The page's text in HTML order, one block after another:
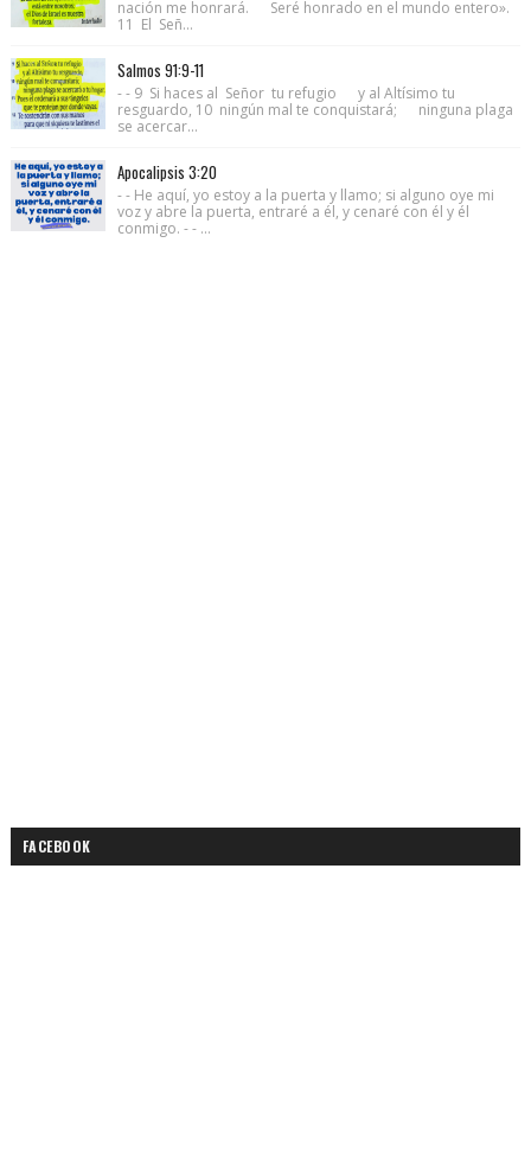
nación me honrará. Seré honrado en el mundo entero».
11 El Señ...
Salmos 91:9-11
- - 9 Si haces al Señor tu refugio y al Altísimo tu
resguardo, 10 ningún mal te conquistará; ninguna plaga
se acercar...
Apocalipsis 3:20
- - He aquí, yo estoy a la puerta y llamo; si alguno oye mi
voz y abre la puerta, entraré a él, y cenaré con él y él
conmigo. - - ...
FACEBOOK